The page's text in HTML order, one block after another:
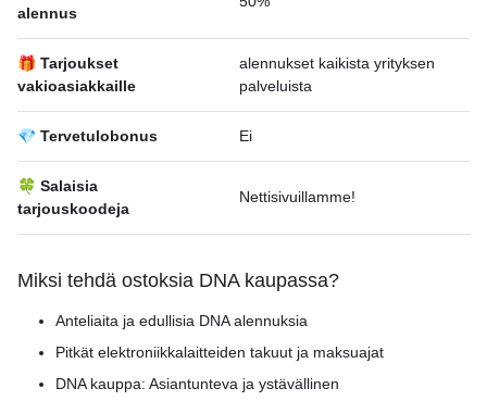
alennus
🎁 Tarjoukset
vakioasiakkaille
alennukset kaikista yrityksen
palveluista
💎 Tervetulobonus Ei
🍀 Salaisia
tarjouskoodeja
Nettisivuillamme!
Miksi tehdä ostoksia DNA kaupassa?
Anteliaita ja edullisia DNA alennuksia
Pitkät elektroniikkalaitteiden takuut ja maksuajat
DNA kauppa: Asiantunteva ja ystävällinen